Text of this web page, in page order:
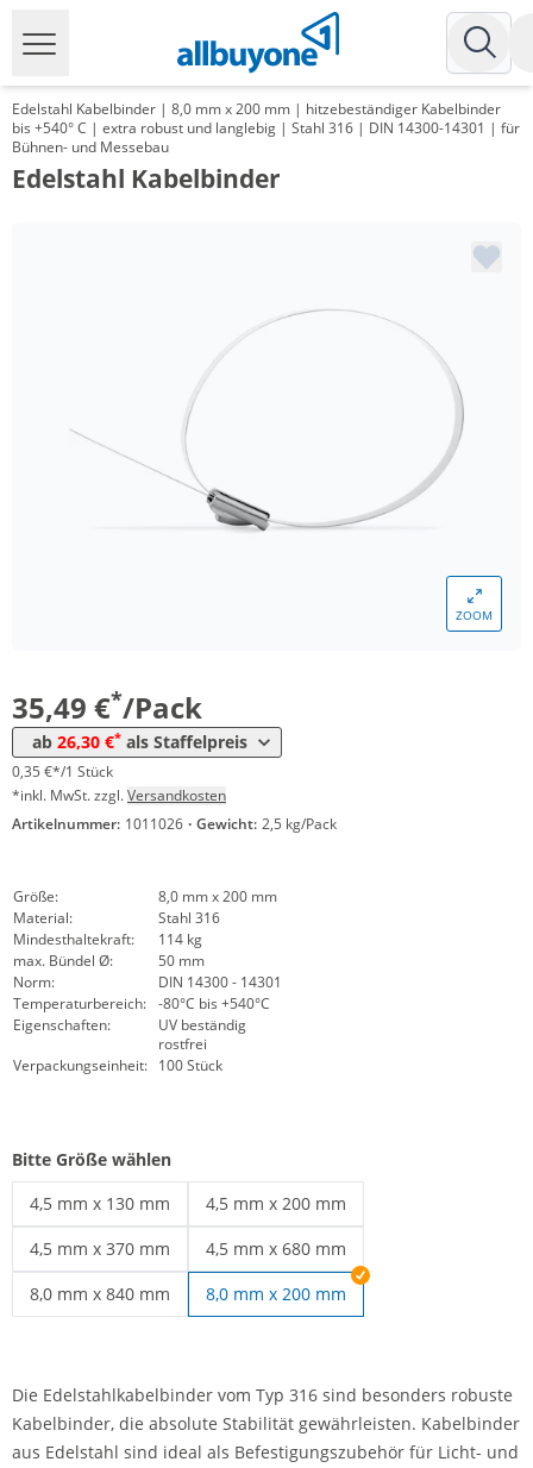
Edelstahl Kabelbinder | 8,0 mm x 200 mm | hitzebeständiger Kabelbinder
bis +540° C | extra robust und langlebig | Stahl 316 | DIN 14300-14301 | für
Bühnen- und Messebau
Edelstahl Kabelbinder
ZOOM
35,49 €*/Pack
ab 26,30 €* als Staffelpreis
0,35 €*/1 Stück
*inkl. MwSt. zzgl.Versandkosten
Artikelnummer: 1011026 · Gewicht: 2,5 kg/Pack
Größe:
8,0 mm x 200 mm
Material:
Stahl 316
Mindesthaltekraft:
114 kg
max. Bündel Ø:
50 mm
Norm:
DIN 14300 - 14301
Temperaturbereich: -80°C bis +540°C
Eigenschaften:
UV beständig
rostfrei
Verpackungseinheit: 100 Stück
Bitte Größe wählen
4,5 mm x 130 mm
Edelstahl Kabelbinder | 4,5 mm x 130 mm
4,5 mm x 200 mm
Edelstahl Kabelbinder | 4,5 mm x 200
4,5 mm x 370 mm
Edelstahl Kabelbinder | 4,5 mm x 370 mm
4,5 mm x 680 mm
Edelstahl Kabelbinder | 4,5 mm x 680
8,0 mm x 840 mm
8,0 mm x 200 mm
Die Edelstahlkabelbinder vom Typ 316 sind besonders robuste
Kabelbinder, die absolute Stabilität gewährleisten. Kabelbinder
aus Edelstahl sind ideal als Befestigungszubehör für Licht- und